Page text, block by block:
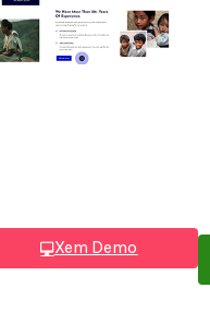
Xem Demo